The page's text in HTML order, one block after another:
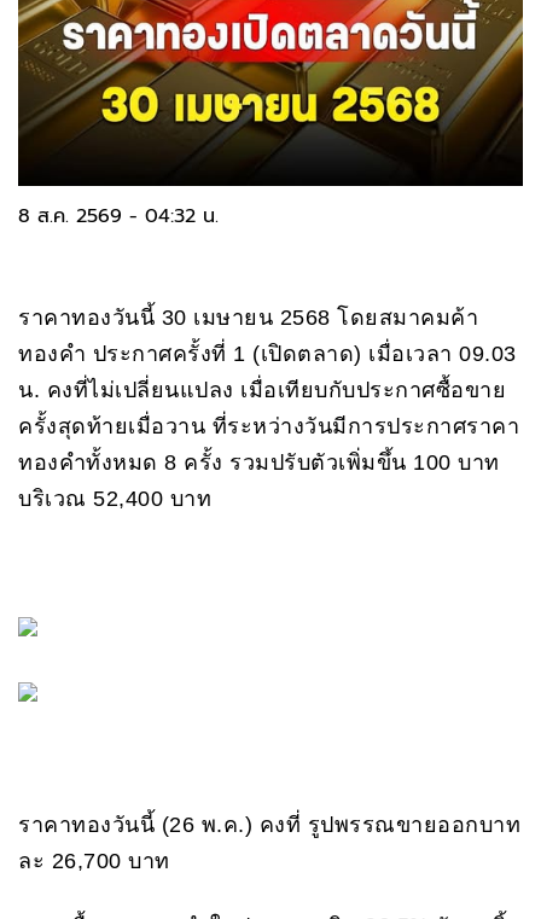
8 ส.ค. 2569 - 04:32 น.
ราคาทองวันนี้ 30 เมษายน 2568 โดยสมาคมค้า
ทองคำ ประกาศครั้งที่ 1 (เปิดตลาด) เมื่อเวลา 09.03
น. คงที่ไม่เปลี่ยนแปลง เมื่อเทียบกับประกาศซื้อขาย
ครั้งสุดท้ายเมื่อวาน ที่ระหว่างวันมีการประกาศราคา
ทองคำทั้งหมด 8 ครั้ง รวมปรับตัวเพิ่มขึ้น 100 บาท
บริเวณ 52,400 บาท
ราคาทองวันนี้ (26 พ.ค.) คงที่ รูปพรรณขายออกบาท
ละ 26,700 บาท